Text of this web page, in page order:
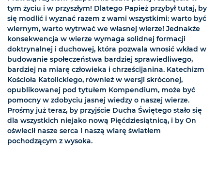
tym życiu i w przyszłym! Dlatego Papież przybył tutaj, by
się modlić i wyznać razem z wami wszystkimi: warto być
wiernym, warto wytrwać we własnej wierze! Jednakże
konsekwencja w wierze wymaga solidnej formacji
doktrynalnej i duchowej, która pozwala wnosić wkład w
budowanie społeczeństwa bardziej sprawiedliwego,
bardziej na miarę człowieka i chrześcijanina. Katechizm
Kościoła Katolickiego, również w wersji skróconej,
opublikowanej pod tytułem Kompendium, może być
pomocny w zdobyciu jasnej wiedzy o naszej wierze.
Prośmy już teraz, by przyjście Ducha Świętego stało się
dla wszystkich niejako nową Pięćdziesiątnicą, i by On
oświecił nasze serca i naszą wiarę światłem
pochodzącym z wysoka.